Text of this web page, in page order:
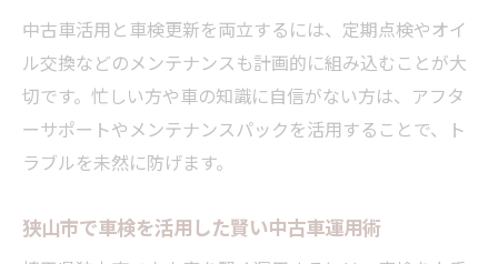
中古車活用と車検更新を両立するには、定期点検やオイ
ル交換などのメンテナンスも計画的に組み込むことが大
切です。忙しい方や車の知識に自信がない方は、アフタ
ーサポートやメンテナンスパックを活用することで、ト
ラブルを未然に防げます。
狭山市で車検を活用した賢い中古車運用術